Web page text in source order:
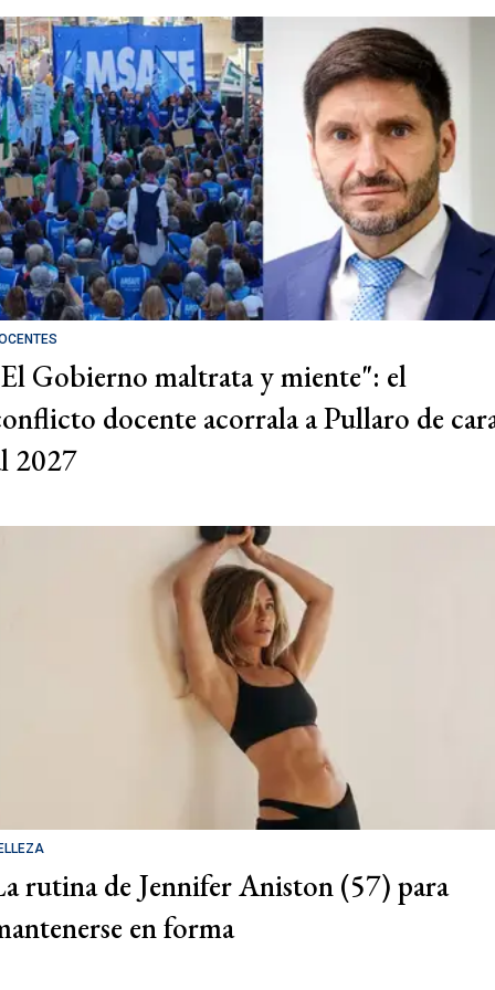
Gobierno maltrata y miente": el
docente acorrala a Pullaro de
2027
rutina de Jennifer Aniston (57) para
en forma